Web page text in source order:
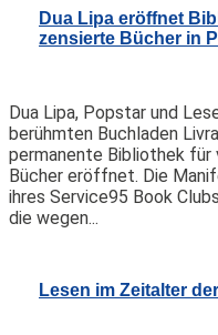
Dua Lipa eröffnet
zensierte Bücher in
Dua Lipa, Popstar und
berühmten Buchladen
permanente Bibliothek
Bücher eröffnet. Die
ihres Service95 Book
die wegen...
Lesen im Zeitalter